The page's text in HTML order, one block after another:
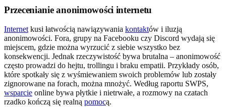
Przecenianie anonimowości internetu
Internet kusi łatwością nawiązywania kontaktów i iluzją
anonimowości. Fora, grupy na Facebooku czy Discord wydają się
miejscem, gdzie można wyrzucić z siebie wszystko bez
konsekwencji. Jednak rzeczywistość bywa brutalna – anonimowość
często prowadzi do hejtu, trollingu i braku empatii. Przykłady osób,
które spotkały się z wyśmiewaniem swoich problemów lub zostały
zignorowane na forach, można mnożyć. Według raportu SWPS,
wsparcie online bywa płytkie i nietrwałe, a rozmowy na czatach
rzadko kończą się realną pomocą.